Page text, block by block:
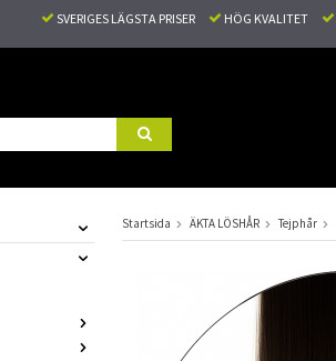
SVERIGES LÄGSTA PRISER HÖG KVALITET
Startsida ÄKTA LÖSHÅR Tejphår